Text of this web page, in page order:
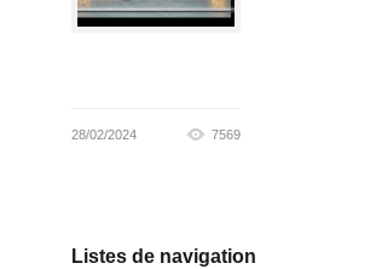
28/02/2024 7569
Listes de navigation